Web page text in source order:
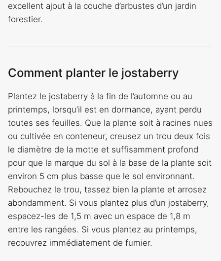
excellent ajout à la couche d’arbustes d’un jardin
forestier.
Comment planter le jostaberry
Plantez le jostaberry à la fin de l’automne ou au
printemps, lorsqu’il est en dormance, ayant perdu
toutes ses feuilles. Que la plante soit à racines nues
ou cultivée en conteneur, creusez un trou deux fois
le diamètre de la motte et suffisamment profond
pour que la marque du sol à la base de la plante soit
environ 5 cm plus basse que le sol environnant.
Rebouchez le trou, tassez bien la plante et arrosez
abondamment. Si vous plantez plus d’un jostaberry,
espacez-les de 1,5 m avec un espace de 1,8 m
entre les rangées. Si vous plantez au printemps,
recouvrez immédiatement de fumier.